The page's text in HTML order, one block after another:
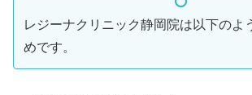
レジーナクリニック静岡院は以下のよ
めです。